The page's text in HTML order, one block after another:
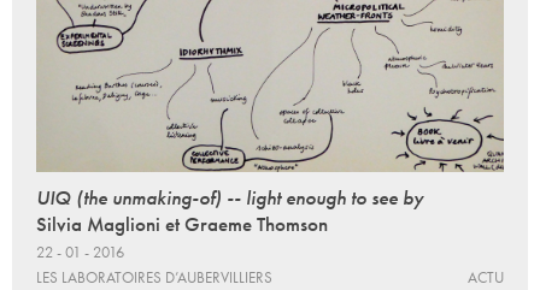
UIQ (the unmaking-of) -- light enough to see by
Silvia Maglioni et Graeme Thomson
22 - 01 - 2016
LES LABORATOIRES D’AUBERVILLIERS
ACTU